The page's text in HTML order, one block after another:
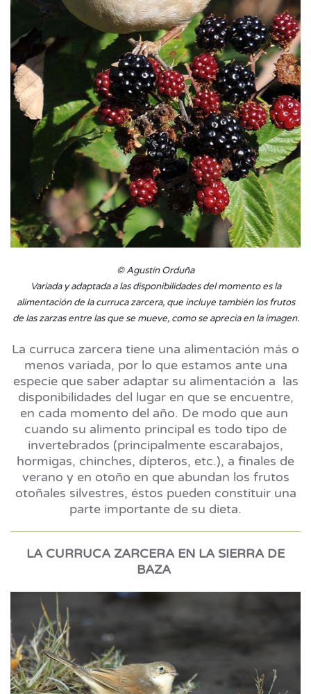
© Agustín Orduña
Variada y adaptada a las disponibilidades del momento es la
alimentación de la curruca zarcera, que incluye también los frutos
de las zarzas entre las que se mueve, como se aprecia en la imagen.
La curruca zarcera tiene una alimentación más o
menos variada, por lo que estamos ante una
especie que saber adaptar su alimentación a las
disponibilidades del lugar en que se encuentre,
en cada momento del año. De modo que aun
cuando su alimento principal es todo tipo de
invertebrados (principalmente escarabajos,
hormigas, chinches, dípteros, etc.), a finales de
verano y en otoño en que abundan los frutos
otoñales silvestres, éstos pueden constituir una
parte importante de su dieta.
LA CURRUCA ZARCERA EN LA SIERRA DE
BAZA